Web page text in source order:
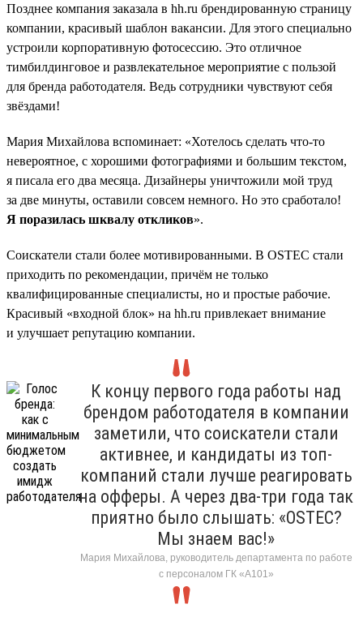
Позднее компания заказала в hh.ru брендированную страницу
компании, красивый шаблон вакансии. Для этого специально
устроили корпоративную фотосессию. Это отличное
тимбилдинговое и развлекательное мероприятие с пользой
для бренда работодателя. Ведь сотрудники чувствуют себя
звёздами!
Мария Михайлова вспоминает: «Хотелось сделать что-то
невероятное, с хорошими фотографиями и большим текстом,
я писала его два месяца. Дизайнеры уничтожили мой труд
за две минуты, оставили совсем немного. Но это сработало!
Я поразилась шквалу откликов».
Соискатели стали более мотивированными. В OSTEC стали
приходить по рекомендации, причём не только
квалифицированные специалисты, но и простые рабочие.
Красивый «входной блок» на hh.ru привлекает внимание
и улучшает репутацию компании.
К концу первого года работы над
брендом работодателя в компании
заметили, что соискатели стали
активнее, и кандидаты из топ-
компаний стали лучше реагировать
на офферы. А через два-три года так
приятно было слышать: «OSTEC?
Мы знаем вас!»
Мария Михайлова, руководитель департамента по работе
с персоналом ГК «А101»